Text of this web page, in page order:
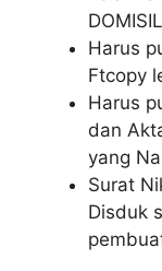
Harus
Ftcopy
Harus
dan
yang
Surat
Disduk